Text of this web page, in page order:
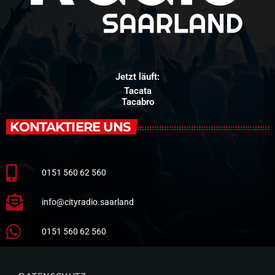
Jetzt läuft:
Tacata
Tacabro
KONTAKTIERE UNS
0151 560 62 560
info@cityradio.saarland
0151 560 62 560